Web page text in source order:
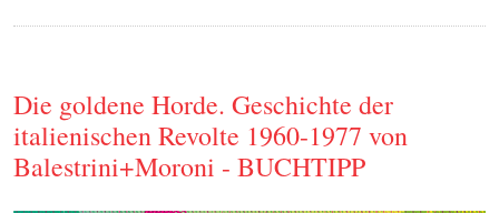
Die goldene Horde. Geschichte der
italienischen Revolte 1960-1977 von
Balestrini+Moroni - BUCHTIPP